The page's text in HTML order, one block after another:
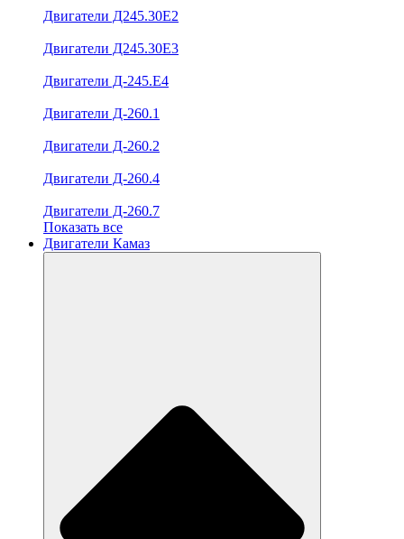
Двигатели Д245.30Е2
Двигатели Д245.30Е3
Двигатели Д-245.Е4
Двигатели Д-260.1
Двигатели Д-260.2
Двигатели Д-260.4
Двигатели Д-260.7
Показать все
Двигатели Камаз